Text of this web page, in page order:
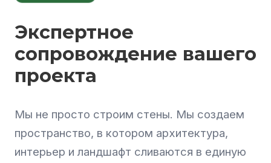
Экспертное
сопровождение вашего
проекта
Мы не просто строим стены. Мы создаем
пространство, в котором архитектура,
интерьер и ландшафт сливаются в единую